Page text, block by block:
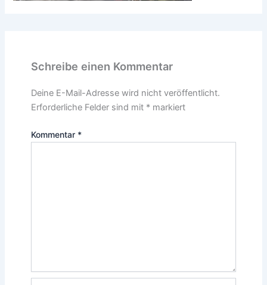
Schreibe einen Kommentar
Deine E-Mail-Adresse wird nicht veröffentlicht.
Erforderliche Felder sind mit *markiert
Kommentar *